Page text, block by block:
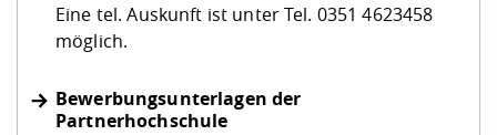
Eine tel. Auskunft ist unter Tel. 0351 4623458
möglich.
Bewerbungsunterlagen der
Partnerhochschule